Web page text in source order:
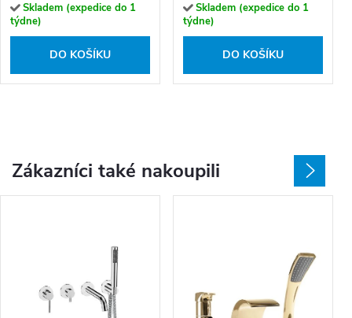
Skladem (expedice do 1
týdne)
DO KOŠÍKU
Skladem (expedice do 1
týdne)
DO KOŠÍKU
Zákazníci také nakoupili